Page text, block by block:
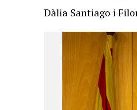
Dàlia Santiago i